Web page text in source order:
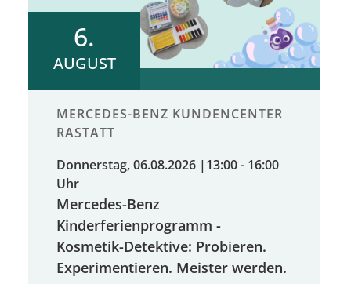
6.
AUGUST
MERCEDES-BENZ KUNDENCENTER
RASTATT
Donnerstag, 06.08.2026 | 13:00 - 16:00
Uhr
Mercedes-Benz
Kinderferienprogramm -
Kosmetik-Detektive: Probieren.
Experimentieren. Meister werden.